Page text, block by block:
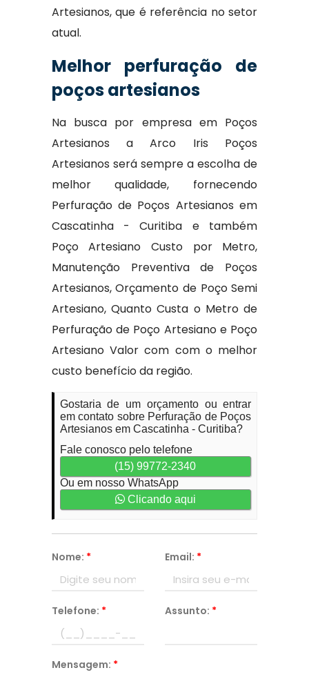
Artesianos, que é referência no setor
atual.
Melhor perfuração de
poços artesianos
Na busca por empresa em Poços
Artesianos a Arco Iris Poços
Artesianos será sempre a escolha de
melhor qualidade, fornecendo
Perfuração de Poços Artesianos em
Cascatinha - Curitiba e também
Poço Artesiano Custo por Metro,
Manutenção Preventiva de Poços
Artesianos, Orçamento de Poço Semi
Artesiano, Quanto Custa o Metro de
Perfuração de Poço Artesiano e Poço
Artesiano Valor com com o melhor
custo benefício da região.
Gostaria de um orçamento ou entrar
em contato sobre Perfuração de Poços
Artesianos em Cascatinha - Curitiba?
Fale conosco pelo telefone
(15) 99772-2340
Ou em nosso WhatsApp
Clicando aqui
Nome: * Email: *
Telefone: * Assunto: *
Mensagem: *